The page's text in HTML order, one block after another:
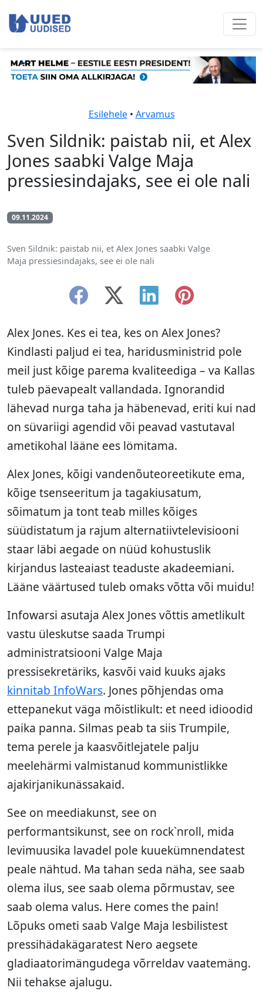
Esilehele• Arvamus
Sven Sildnik: paistab nii, et Alex
Jones saabki Valge Maja
pressiesindajaks, see ei ole nali
09.11.2024
Sven Sildnik: paistab nii, et Alex Jones saabki Valge
Maja pressiesindajaks, see ei ole nali
Alex Jones. Kes ei tea, kes on Alex Jones?
Kindlasti paljud ei tea, haridusministrid pole
meil just kõige parema kvaliteediga – va Kallas
tuleb päevapealt vallandada. Ignorandid
lähevad nurga taha ja häbenevad, eriti kui nad
on süvariigi agendid või peavad vastutaval
ametikohal lääne ees lömitama.
Alex Jones, kõigi vandenõuteoreetikute ema,
kõige tsenseeritum ja tagakiusatum,
sõimatum ja tont teab milles kõiges
süüdistatum ja rajum alternatiivtelevisiooni
staar läbi aegade on nüüd kohustuslik
kirjandus lasteaiast teaduste akadeemiani.
Lääne väärtused tuleb omaks võtta või muidu!
Infowarsi asutaja Alex Jones võttis ametlikult
vastu üleskutse saada Trumpi
administratsiooni Valge Maja
pressisekretäriks, kasvõi vaid kuuks ajaks
kinnitab InfoWars. Jones põhjendas oma
ettepanekut väga mõistlikult: et need idioodid
paika panna. Silmas peab ta siis Trumpile,
tema perele ja kaasvõitlejatele palju
meelehärmi valmistanud kommunistlikke
ajakirjanikunässakaid.
See on meediakunst, see on
performantsikunst, see on rock`nroll, mida
levimuusika lavadel pole kuuekümnendatest
peale nähtud. Ma tahan seda näha, see saab
olema ilus, see saab olema põrmustav, see
saab olema valus. Here comes the pain!
Lõpuks ometi saab Valge Maja lesbilistest
pressihädakägaratest Nero aegsete
gladiaatorimängudega võrreldav vaatemäng.
Nii tehakse ajalugu.